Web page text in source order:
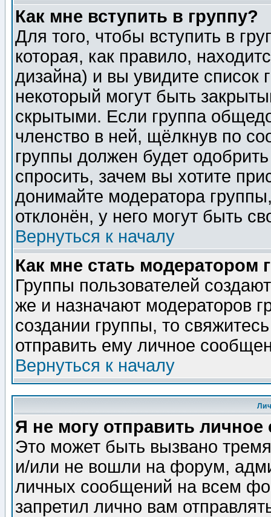
Как мне вступить в группу?
Для того, чтобы вступить в
которая, как правило,
дизайна) и вы увидите список
некоторый могут быть
скрытыми. Если группа
членство в ней, щёлкнув по
группы должен будет
спросить, зачем вы хотите
донимайте модератора
отклонён, у него могут быть
Вернуться к началу
Как мне стать модератором
Группы пользователей
же и назначают модераторов
создании группы, то
отправить ему личное
Вернуться к началу
Я не могу отправить
Это может быть вызвано
и/или не вошли на форум,
личных сообщений на всем
запретил лично вам